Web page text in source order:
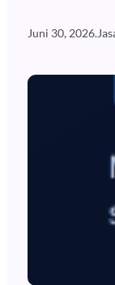
Juni 30, 2026.